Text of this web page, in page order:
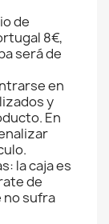
de
8€,
será de
en
y
En
la caja es
de
no sufra